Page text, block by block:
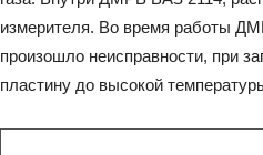
измерителя. Во время работы
произошло неисправности, при
пластину до высокой